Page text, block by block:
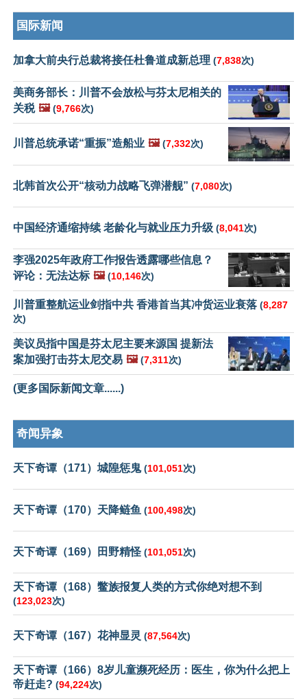
国际新闻
加拿大前央行总裁将接任杜鲁道成新总理 (7,838次)
美商务部长：川普不会放松与芬太尼相关的
关税 🖼️ (9,766次)
川普总统承诺“重振”造船业 🖼️ (7,332次)
北韩首次公开“核动力战略飞弹潜舰” (7,080次)
中国经济通缩持续 老龄化与就业压力升级 (8,041次)
李强2025年政府工作报告透露哪些信息？
评论：无法达标 🖼️ (10,146次)
川普重整航运业剑指中共 香港首当其冲货运业衰落 (8,287
次)
美议员指中国是芬太尼主要来源国 提新法
案加强打击芬太尼交易 🖼️ (7,311次)
(更多国际新闻文章......)
奇闻异象
天下奇谭（171）城隍惩鬼(101,051次)
天下奇谭（170）天降鲢鱼 (100,498次)
天下奇谭（169）田野精怪 (101,051次)
天下奇谭（168）鳖族报复人类的方式你绝对想不到
(123,023次)
天下奇谭（167）花神显灵 (87,564次)
天下奇谭（166）8岁儿童濒死经历：医生，你为什么把上
帝赶走? (94,224次)